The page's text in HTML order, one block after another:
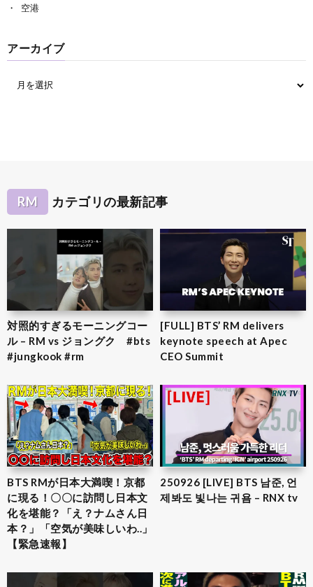
空港
アーカイブ
RM カテゴリの最新記事
対照的すぎるモーニングコー
ル – RM vs ジョングク #bts
#jungkook #rm
[FULL] BTS’ RM delivers
keynote speech at Apec
CEO Summit
BTS RMが日本大満喫！京都
に現る！〇〇に訪問し日本文
化を堪能？「え？ナムさん日
本？」「空気が美味しいわ..」
【緊急速報】
250926 [LIVE] BTS 남준, 언
제봐도 빛나는 귀욤 – RNX tv